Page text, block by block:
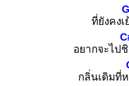
ที่ยังคงเ
อยากจะไป
กลิ่นเดิมที่